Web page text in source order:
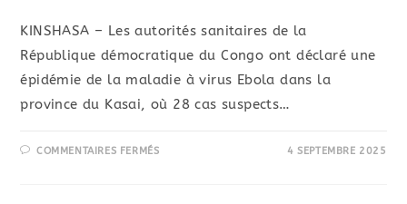
KINSHASA – Les autorités sanitaires de la
République démocratique du Congo ont déclaré une
épidémie de la maladie à virus Ebola dans la
province du Kasai, où 28 cas suspects…
COMMENTAIRES FERMÉS 4 SEPTEMBRE 2025